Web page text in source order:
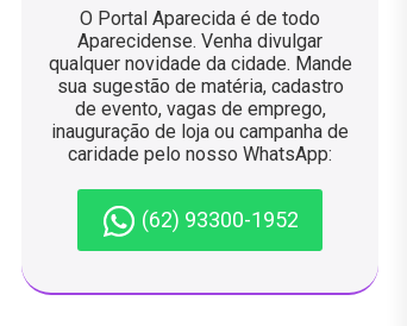
O Portal Aparecida é de todo
Aparecidense. Venha divulgar
qualquer novidade da cidade. Mande
sua sugestão de matéria, cadastro
de evento, vagas de emprego,
inauguração de loja ou campanha de
caridade pelo nosso WhatsApp:
(62) 93300-1952